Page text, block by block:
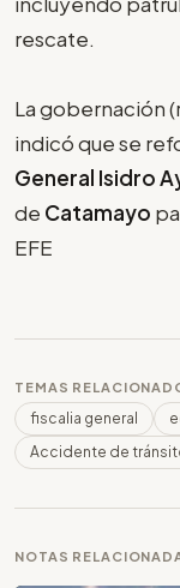
rescate.
La gobernación
indicó que se
General Isidro
de Catamayo
EFE
TEMAS
fiscalia general
Accidente de
NOTAS